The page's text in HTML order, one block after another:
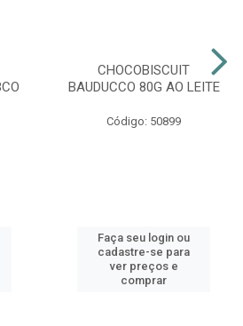
CHOCOBISCUIT
BAUDUCCO 80G AO LEITE
Código: 50899
Faça seu login ou
cadastre-se para
ver preços e
comprar